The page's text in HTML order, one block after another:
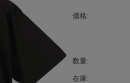
価格:
数量:
在庫: